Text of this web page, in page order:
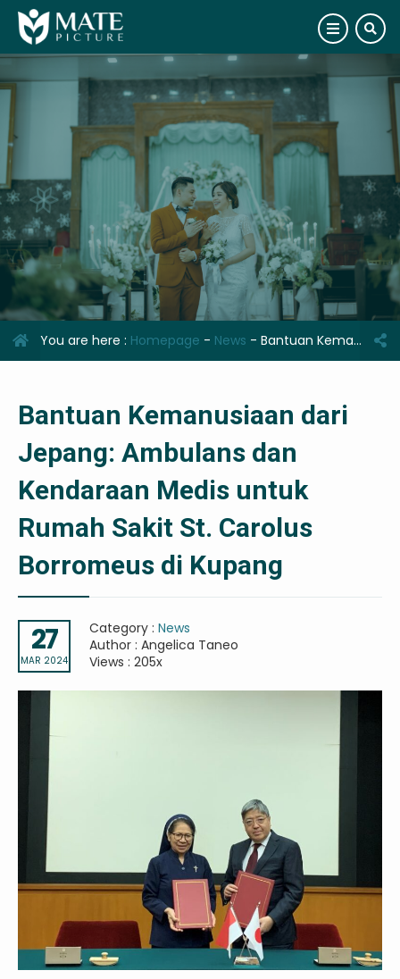
You are here : Homepage - News - Bantuan Kemanusiaan dari Jepang: Ambulans dan Kendaraan Medis untuk Rumah Sakit St. Carolus Borromeus di Kupang
Bantuan Kemanusiaan dari
Jepang: Ambulans dan
Kendaraan Medis untuk
Rumah Sakit St. Carolus
Borromeus di Kupang
27
MAR 2024
Category : News
Author : Angelica Taneo
Views : 205x